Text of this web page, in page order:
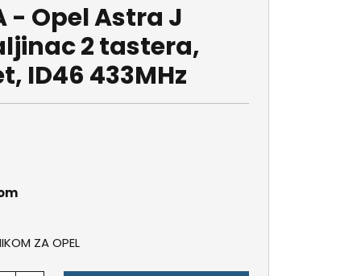
- Opel Astra J
2 tastera,
ID46 433MHz
ZA OPEL